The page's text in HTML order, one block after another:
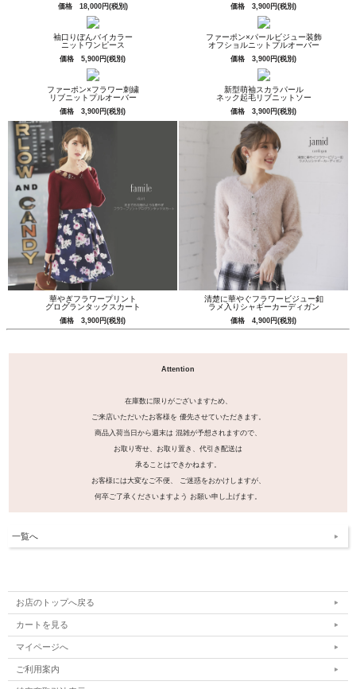
価格 18,000円(税別) 価格 3,900円(税別)
袖口りぼんバイカラー
ニットワンピース
価格 5,900円(税別)
ファーポン×パールビジュー装飾
オフショルニットプルオーバー
価格 3,900円(税別)
ファーポン×フラワー刺繍
リブニットプルオーバー
価格 3,900円(税別)
新型萌袖スカラパール
ネック起毛リブニットソー
価格 3,900円(税別)
華やぎフラワープリント
グログランタックスカート
価格 3,900円(税別)
清楚に華やぐフラワービジュー釦
ラメ入りシャギーカーディガン
価格 4,900円(税別)
Attention
在庫数に限りがございますため、
ご来店いただいたお客様を 優先させていただきます。
商品入荷当日から週末は 混雑が予想されますので、
お取り寄せ、お取り置き、代引き配送は
承ることはできかねます。
お客様には大変なご不便、 ご迷惑をおかけしますが、
何卒ご了承くださいますよう お願い申し上げます。
一覧へ
お店のトップへ戻る
カートを見る
マイページへ
ご利用案内